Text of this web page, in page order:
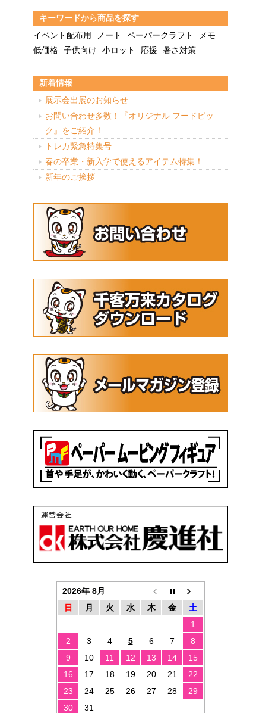
キーワードから商品を探す
イベント配布用
ノート ペーパークラフト
メモ
低価格 子供向け 小ロット 応援 暑さ対策
新着情報
展示会出展のお知らせ
お問い合わせ多数！『オリジナル フードピッ
ク』をご紹介！
トレカ緊急特集号
春の卒業・新入学で使えるアイテム特集！
新年のご挨拶
2026年 8月
日
月 火 水 木 金
土
1
2
3 4 5 6 7
8
9
10 11 12 13 14
15
16
17 18 19 20 21
22
23
24 25 26 27 28
29
30
31